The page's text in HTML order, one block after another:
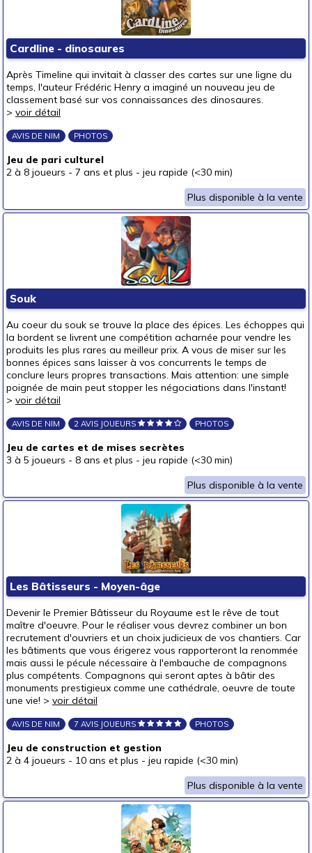
Cardline - dinosaures
Après Timeline qui invitait à classer des cartes sur une ligne du
temps, l'auteur Frédéric Henry a imaginé un nouveau jeu de
classement basé sur vos connaissances des dinosaures.
> voir détail
AVIS DE NIM PHOTOS
Jeu de pari culturel
2 à 8 joueurs - 7 ans et plus - jeu rapide (<30 min)
Plus disponible à la vente
Souk
Au coeur du souk se trouve la place des épices. Les échoppes qui
la bordent se livrent une compétition acharnée pour vendre les
produits les plus rares au meilleur prix. A vous de miser sur les
bonnes épices sans laisser à vos concurrents le temps de
conclure leurs propres transactions. Mais attention: une simple
poignée de main peut stopper les négociations dans l'instant!
> voir détail
AVIS DE NIM 2 AVIS JOUEURS PHOTOS
Jeu de cartes et de mises secrètes
3 à 5 joueurs - 8 ans et plus - jeu rapide (<30 min)
Plus disponible à la vente
Les Bâtisseurs - Moyen-âge
Devenir le Premier Bâtisseur du Royaume est le rêve de tout
maître d'oeuvre. Pour le réaliser vous devrez combiner un bon
recrutement d'ouvriers et un choix judicieux de vos chantiers. Car
les bâtiments que vous érigerez vous rapporteront la renommée
mais aussi le pécule nécessaire à l'embauche de compagnons
plus compétents. Compagnons qui seront aptes à bâtir des
monuments prestigieux comme une cathédrale, oeuvre de toute
une vie! > voir détail
AVIS DE NIM 7 AVIS JOUEURS PHOTOS
Jeu de construction et gestion
2 à 4 joueurs - 10 ans et plus - jeu rapide (<30 min)
Plus disponible à la vente